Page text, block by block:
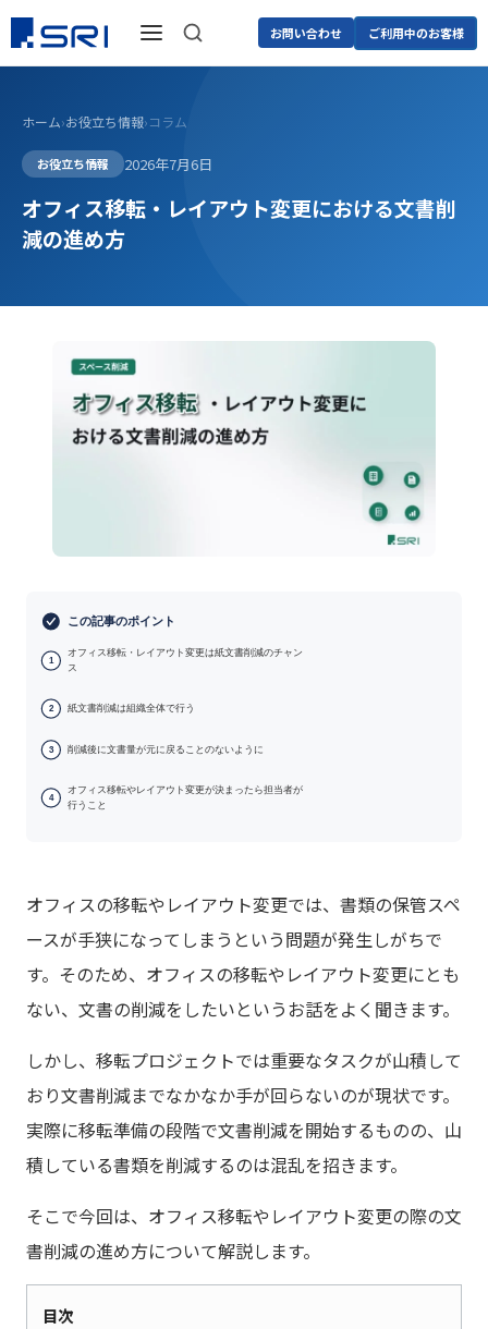
お問い合わせ ご利用中のお客様
ホーム›お役立ち情報›コラム
お役立ち情報 2026年7月6日
オフィス移転・レイアウト変更における文書削
減の進め方
この記事のポイント
1
オフィス移転・レイアウト変更は紙文書削減のチャン
ス
2 紙文書削減は組織全体で行う
3 削減後に文書量が元に戻ることのないように
4
オフィス移転やレイアウト変更が決まったら担当者が
行うこと
オフィスの移転やレイアウト変更では、書類の保管スペ
ースが手狭になってしまうという問題が発生しがちで
す。そのため、オフィスの移転やレイアウト変更にとも
ない、文書の削減をしたいというお話をよく聞きます。
しかし、移転プロジェクトでは重要なタスクが山積して
おり文書削減までなかなか手が回らないのが現状です。
実際に移転準備の段階で文書削減を開始するものの、山
積している書類を削減するのは混乱を招きます。
そこで今回は、オフィス移転やレイアウト変更の際の文
書削減の進め方について解説します。
目次